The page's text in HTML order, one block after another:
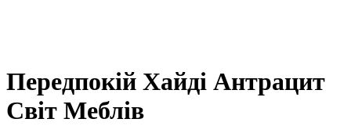
Передпокій Хайді Антрацит
Світ Меблів